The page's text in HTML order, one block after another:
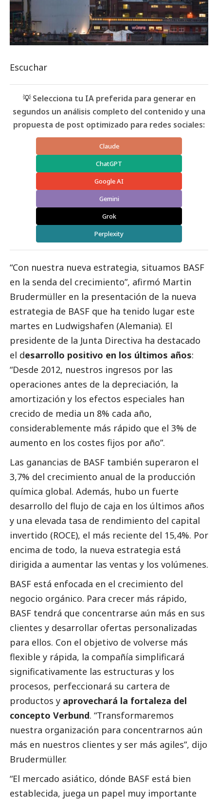
Escuchar
💡 Selecciona tu IA preferida para generar en
segundos un análisis completo del contenido y una
propuesta de post optimizado para redes sociales:
Claude
ChatGPT
Google AI
Gemini
Grok
Perplexity
“Con nuestra nueva estrategia, situamos BASF
en la senda del crecimiento”, afirmó Martin
Brudermüller en la presentación de la nueva
estrategia de BASF que ha tenido lugar este
martes en Ludwigshafen (Alemania). El
presidente de la Junta Directiva ha destacado
el desarrollo positivo en los últimos años:
“Desde 2012, nuestros ingresos por las
operaciones antes de la depreciación, la
amortización y los efectos especiales han
crecido de media un 8% cada año,
considerablemente más rápido que el 3% de
aumento en los costes fijos por año”.
Las ganancias de BASF también superaron el
3,7% del crecimiento anual de la producción
química global. Además, hubo un fuerte
desarrollo del flujo de caja en los últimos años
y una elevada tasa de rendimiento del capital
invertido (ROCE), el más reciente del 15,4%. Por
encima de todo, la nueva estrategia está
dirigida a aumentar las ventas y los volúmenes.
BASF está enfocada en el crecimiento del
negocio orgánico. Para crecer más rápido,
BASF tendrá que concentrarse aún más en sus
clientes y desarrollar ofertas personalizadas
para ellos. Con el objetivo de volverse más
flexible y rápida, la compañía simplificará
significativamente las estructuras y los
procesos, perfeccionará su cartera de
productos y aprovechará la fortaleza del
concepto Verbund. “Transformaremos
nuestra organización para concentrarnos aún
más en nuestros clientes y ser más agiles”, dijo
Brudermüller.
“El mercado asiático, dónde BASF está bien
establecida, juega un papel muy importante